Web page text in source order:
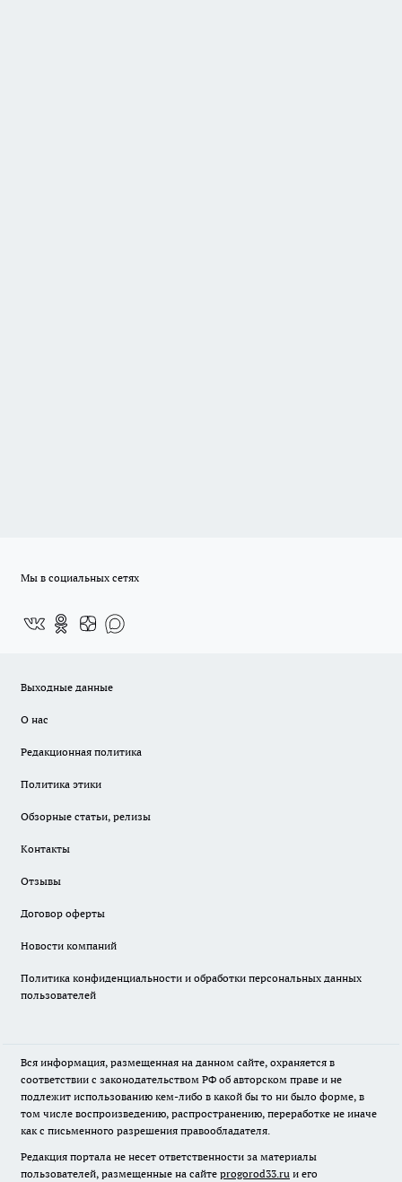
Мы в социальных сетях
Выходные данные
О нас
Редакционная политика
Политика этики
Обзорные статьи, релизы
Контакты
Отзывы
Договор оферты
Новости компаний
Политика конфиденциальности и обработки персональных данных
пользователей
Вся информация, размещенная на данном сайте, охраняется в
соответствии с законодательством РФ об авторском праве и не
подлежит использованию кем-либо в какой бы то ни было форме, в
том числе воспроизведению, распространению, переработке не иначе
как с письменного разрешения правообладателя.
Редакция портала не несет ответственности за материалы
пользователей, размещенные на сайте progorod33.ru и его